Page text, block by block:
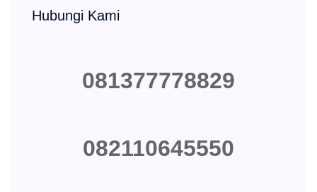
Hubungi Kami
081377778829
082110645550